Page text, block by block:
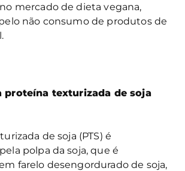
mercado de dieta vegana,
não consumo de produtos de
proteína texturizada de soja
de soja (PTS) é
polpa da soja, que é
farelo desengordurado de soja,